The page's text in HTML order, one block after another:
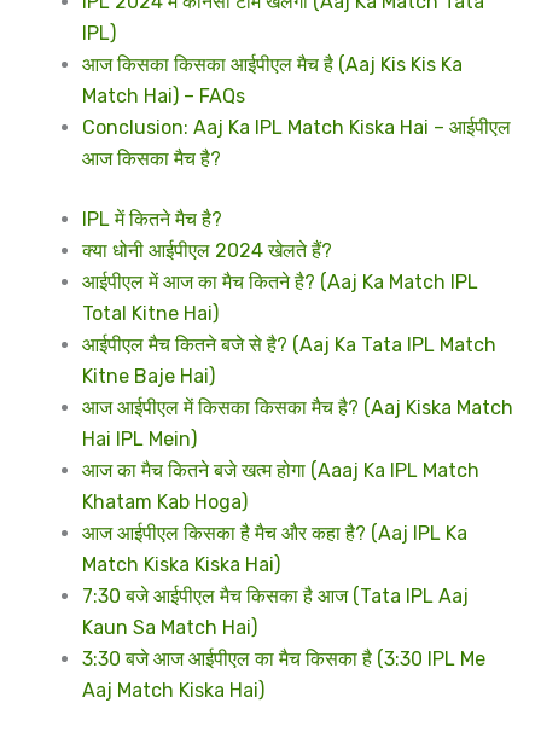
IPL)
आज किसका किसका आईपीएल मैच है (Aaj Kis Kis Ka
Match Hai) – FAQs
Conclusion: Aaj Ka IPL Match Kiska Hai – आईपीएल
आज किसका मैच है?
IPL में कितने मैच है?
क्या धोनी आईपीएल 2024 खेलते हैं?
आईपीएल में आज का मैच कितने है? (Aaj Ka Match IPL
Total Kitne Hai)
आईपीएल मैच कितने बजे से है? (Aaj Ka Tata IPL Match
Kitne Baje Hai)
आज आईपीएल में किसका किसका मैच है? (Aaj Kiska Match
Hai IPL Mein)
आज का मैच कितने बजे खत्म होगा (Aaaj Ka IPL Match
Khatam Kab Hoga)
आज आईपीएल किसका है मैच और कहा है? (Aaj IPL Ka
Match Kiska Kiska Hai)
7:30 बजे आईपीएल मैच किसका है आज (Tata IPL Aaj
Kaun Sa Match Hai)
3:30 बजे आज आईपीएल का मैच किसका है (3:30 IPL Me
Aaj Match Kiska Hai)